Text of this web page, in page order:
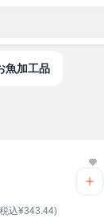
お魚加工品
込¥343.44)